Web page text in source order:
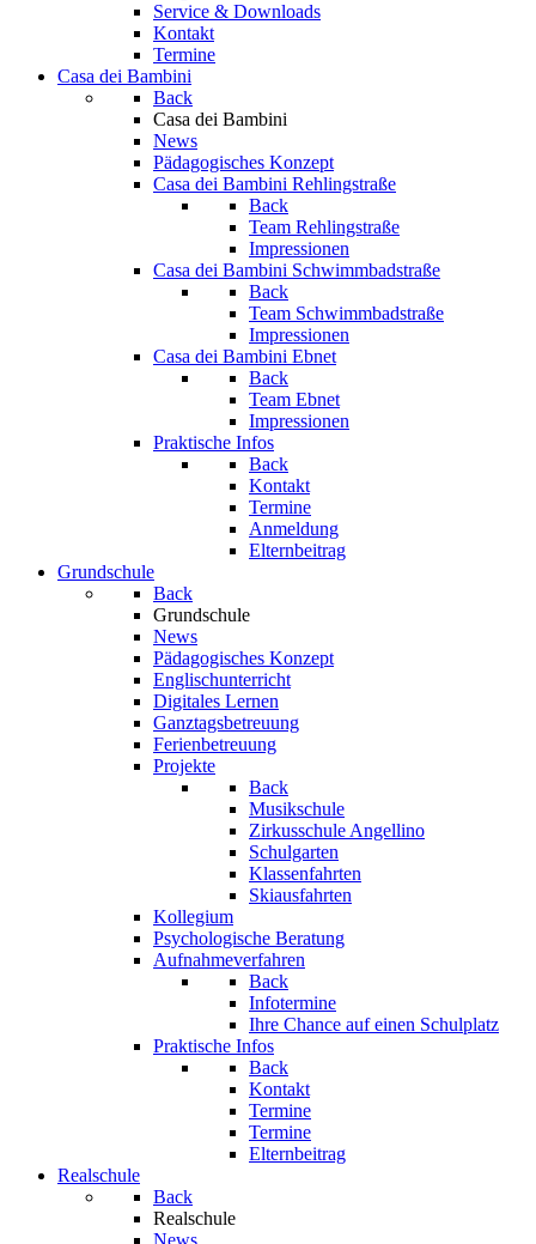
Service & Downloads
Kontakt
Termine
Casa dei Bambini
Back
Casa dei Bambini
News
Pädagogisches Konzept
Casa dei Bambini Rehlingstraße
Back
Team Rehlingstraße
Impressionen
Casa dei Bambini Schwimmbadstraße
Back
Team Schwimmbadstraße
Impressionen
Casa dei Bambini Ebnet
Back
Team Ebnet
Impressionen
Praktische Infos
Back
Kontakt
Termine
Anmeldung
Elternbeitrag
Grundschule
Back
Grundschule
News
Pädagogisches Konzept
Englischunterricht
Digitales Lernen
Ganztagsbetreuung
Ferienbetreuung
Projekte
Back
Musikschule
Zirkusschule Angellino
Schulgarten
Klassenfahrten
Skiausfahrten
Kollegium
Psychologische Beratung
Aufnahmeverfahren
Back
Infotermine
Ihre Chance auf einen Schulplatz
Praktische Infos
Back
Kontakt
Termine
Termine
Elternbeitrag
Realschule
Back
Realschule
News